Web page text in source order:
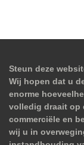
Steun deze
Wij hopen dat u
enorme
volledig draait op
commerciële en
wij u in